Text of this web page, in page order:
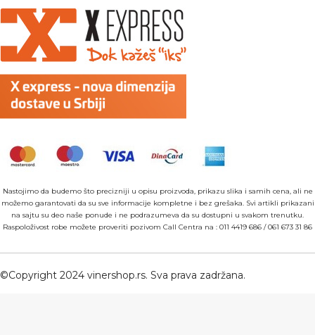
Nastojimo da budemo što precizniji u opisu proizvoda, prikazu slika i samih cena, ali ne
možemo garantovati da su sve informacije kompletne i bez grešaka. Svi artikli prikazani
na sajtu su deo naše ponude i ne podrazumeva da su dostupni u svakom trenutku.
Raspoloživost robe možete proveriti pozivom Call Centra na : 011 4419 686 /061 673 31 86
©Copyright 2024 vinershop.rs. Sva prava zadržana.